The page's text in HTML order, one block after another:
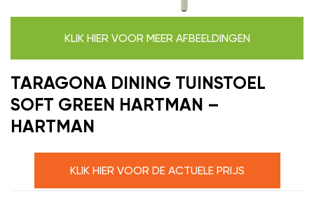
KLIK HIER VOOR MEER AFBEELDINGEN
TARAGONA DINING TUINSTOEL
SOFT GREEN HARTMAN –
HARTMAN
KLIK HIER VOOR DE ACTUELE PRIJS